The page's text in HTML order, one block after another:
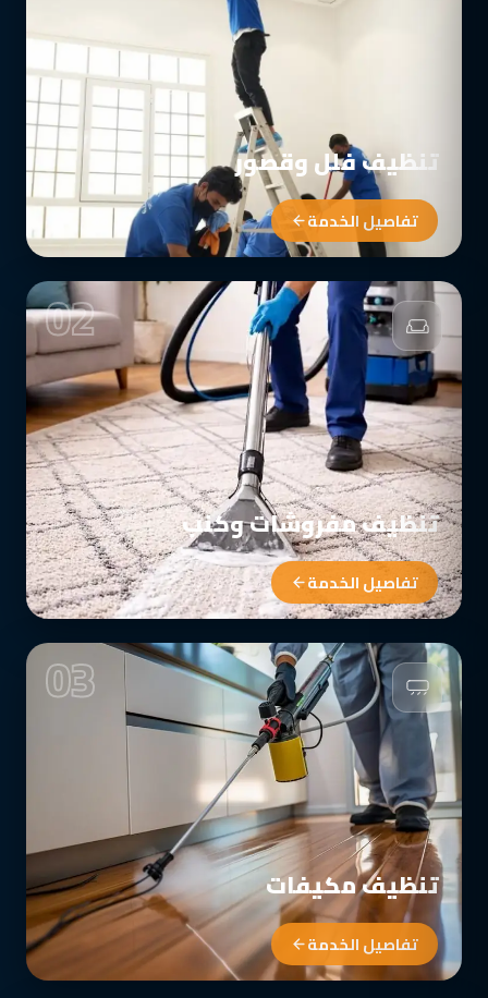
تنظيف فلل وقصور
تفاصيل الخدمة
02
تنظيف مفروشات وكنب
تفاصيل الخدمة
03
تنظيف مكيفات
تفاصيل الخدمة